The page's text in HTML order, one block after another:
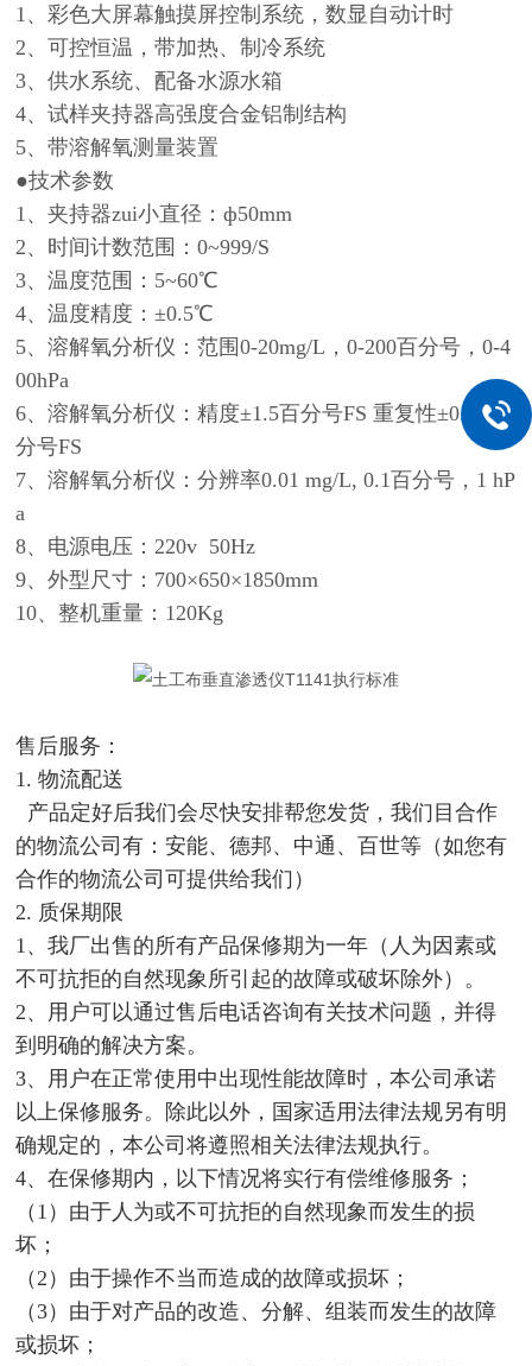
1、彩色大屏幕触摸屏控制系统，数显自动计时
2、可控恒温，带加热、制冷系统
3、供水系统、配备水源水箱
4、试样夹持器高强度合金铝制结构
5、带溶解氧测量装置
●技术参数
1、夹持器zui小直径：ф50mm
2、时间计数范围：0~999/S
3、温度范围：5~60℃
4、温度精度：±0.5℃
5、溶解氧分析仪：范围0-20mg/L，0-200百分号，0-4
00hPa
6、溶解氧分析仪：精度±1.5百分号FS 重复性±0.5百
分号FS
7、溶解氧分析仪：分辨率0.01 mg/L, 0.1百分号，1 hP
a
8、电源电压：220v 50Hz
9、外型尺寸：700×650×1850mm
10、整机重量：120Kg
售后服务：
1. 物流配送
产品定好后我们会尽快安排帮您发货，我们目合作
的物流公司有：安能、德邦、中通、百世等（如您有
合作的物流公司可提供给我们）
2. 质保期限
1、我厂出售的所有产品保修期为一年（人为因素或
不可抗拒的自然现象所引起的故障或破坏除外）。
2、用户可以通过售后电话咨询有关技术问题，并得
到明确的解决方案。
3、用户在正常使用中出现性能故障时，本公司承诺
以上保修服务。除此以外，国家适用法律法规另有明
确规定的，本公司将遵照相关法律法规执行。
4、在保修期内，以下情况将实行有偿维修服务；
（1）由于人为或不可抗拒的自然现象而发生的损
坏；
（2）由于操作不当而造成的故障或损坏；
（3）由于对产品的改造、分解、组装而发生的故障
或损坏；